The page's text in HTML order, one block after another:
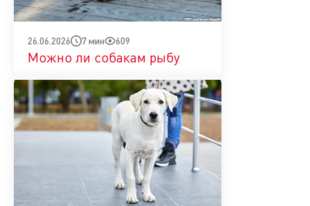
26.06.2026 7 мин 609
Можно ли собакам рыбу